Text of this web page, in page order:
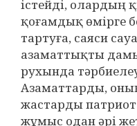
істейді, олардың
қоғамдық өмірге
тартуға, саяси
азаматтықты
рухында
Азаматтарды,
жастарды
жұмыс одан әрі